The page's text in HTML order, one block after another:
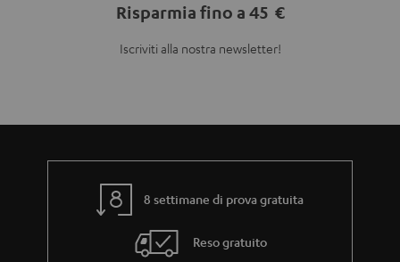
Risparmia fino a 45 €
Iscriviti alla nostra newsletter!
8 settimane di prova gratuita
Reso gratuito